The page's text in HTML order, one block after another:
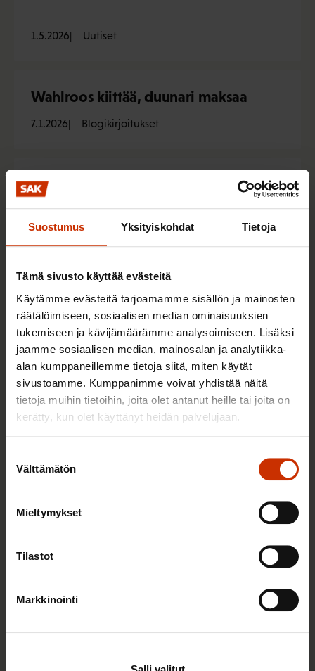
Suostumus Yksityiskohdat Tietoja
Tämä sivusto käyttää evästeitä
Käytämme evästeitä tarjoamamme sisällön ja mainosten
räätälöimiseen, sosiaalisen median ominaisuuksien
tukemiseen ja kävijämäärämme analysoimiseen. Lisäksi
jaamme sosiaalisen median, mainosalan ja analytiikka-
alan kumppaneillemme tietoja siitä, miten käytät
sivustoamme. Kumppanimme voivat yhdistää näitä
tietoja muihin tietoihin, joita olet antanut heille tai joita on
kerätty, kun olet käyttänyt heidän palvelujaan.
valinta
Välttämätön
Mieltymykset
Tilastot
Markkinointi
1.5.2026 Uutiset
Wahlroos kiittää, duunari maksaa
7.1.2026 Blogikirjoitukset
Jarkko Eloranta: Leikkaako hallitus
työntekijöiltä arkipyhät vai ei?
23.9.2025
Metsäyhtiö suunnitteli vuorotyöläisille
yksilöllisen työaikamallin – ”Tieto
siitä, että työaikaa voi tarvittaessa
säätää, on iso asia”
15.1.2025 Uutiset
leipomotyöntekijöiden palkkoihin
Leipomotyölain 5 §:n kumoaminen